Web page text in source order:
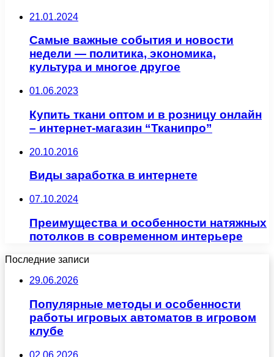
21.01.2024
Самые важные события и новости
недели — политика, экономика,
культура и многое другое
01.06.2023
Купить ткани оптом и в розницу онлайн
– интернет-магазин “Тканипро”
20.10.2016
Виды заработка в интернете
07.10.2024
Преимущества и особенности натяжных
потолков в современном интерьере
Последние записи
29.06.2026
Популярные методы и особенности
работы игровых автоматов в игровом
клубе
02.06.2026